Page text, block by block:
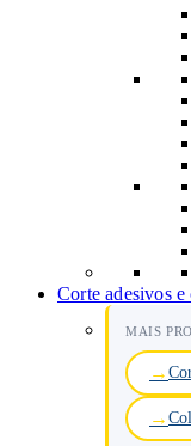
Corte adesivos e
MAIS